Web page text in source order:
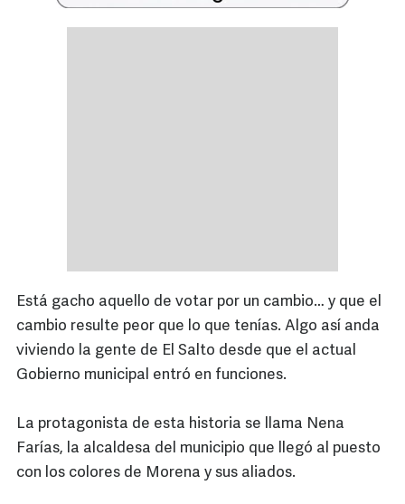
Está gacho aquello de votar por un cambio… y que el
cambio resulte peor que lo que tenías. Algo así anda
viviendo la gente de El Salto desde que el actual
Gobierno municipal entró en funciones.
La protagonista de esta historia se llama Nena
Farías, la alcaldesa del municipio que llegó al puesto
con los colores de Morena y sus aliados.